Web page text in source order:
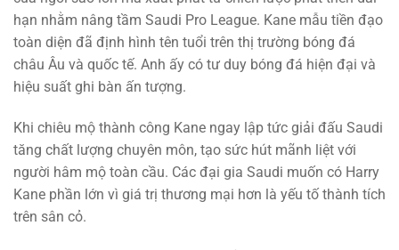
hạn nhằm nâng tầm Saudi Pro League. Kane mẫu tiền đạo
toàn diện đã định hình tên tuổi trên thị trường bóng đá
châu Âu và quốc tế. Anh ấy có tư duy bóng đá hiện đại và
hiệu suất ghi bàn ấn tượng.
Khi chiêu mộ thành công Kane ngay lập tức giải đấu Saudi
tăng chất lượng chuyên môn, tạo sức hút mãnh liệt với
người hâm mộ toàn cầu. Các đại gia Saudi muốn có Harry
Kane phần lớn vì giá trị thương mại hơn là yếu tố thành tích
trên sân cỏ.